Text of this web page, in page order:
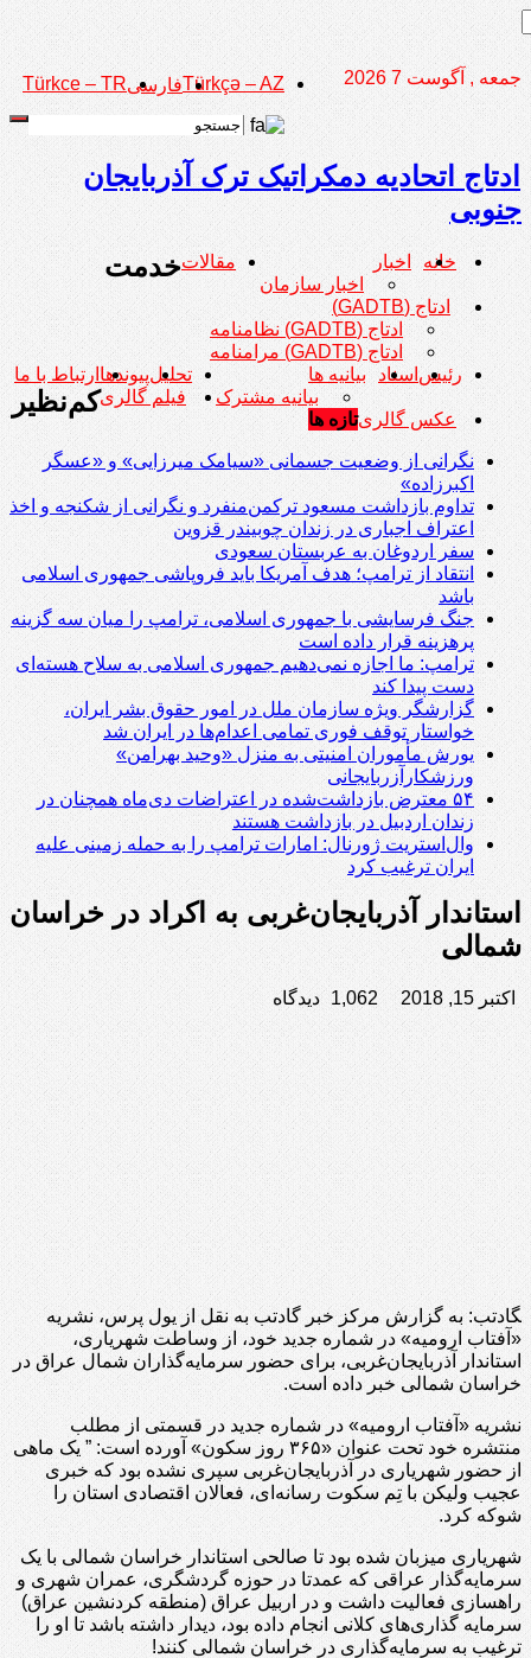
جمعه , آگوست 7 2026 Türkçə – AZفارسیTürkce – TR
ادتاج اتحادیه دمکراتیک ترک آذربایجان
جنوبی
خانه
اخبار
اخبار سازمان
مقالات
ادتاج (GADTB)
ادتاج (GADTB) نظامنامه
ادتاج (GADTB) مرامنامه
رئیس اسناد
بیانیه ها
بیانیه مشترک
تحلیلپیوندها ارتباط با ما
فیلم گالری
عکس گالریتازه ها
نگرانی از وضعیت جسمانی «سیامک میرزایی» و «عسگر
اکبرزاده»
تداوم بازداشت مسعود ترکمن‌منفرد و نگرانی از شکنجه و اخذ
اعتراف اجباری در زندان چوبیندر قزوین
سفر اردوغان به عربستان‌ سعودی
انتقاد از ترامپ؛ هدف آمریکا باید فروپاشی جمهوری اسلامی
باشد
جنگ فرسایشی با جمهوری اسلامی، ترامپ را میان سه گزینه
پرهزینه قرار داده است
ترامپ: ما اجازه نمی‌دهیم جمهوری اسلامی به سلاح هسته‌ای
دست پیدا کند
گزارشگر ویژه سازمان ملل در امور حقوق بشر ایران،
خواستار توقف فوری تمامی اعدام‌ها در ایران شد
یورش مأموران امنیتی به منزل «وحید بهرامن»
ورزشکارآزربایجانی
۵۴ معترض بازداشت‌شده در اعتراضات دی‌ماه همچنان در
زندان اردبیل در بازداشت هستند
وال‌استریت ژورنال: امارات ترامپ را به حمله زمینی علیه
ایران ترغیب کرد
خدمت
کم‌نظیر
استاندار آذربایجان‌غربی به اکراد در خراسان
شمالی
اکتبر 15, 2018 1,062 دیدگاه
‍گادتب: به گزارش مرکز خبر گادتب به نقل از یول پرس، نشریه
«آفتاب ارومیه» در شماره جدید خود، از وساطت شهریاری،
استاندار آذربایجان‌غربی، برای حضور سرمایه‌گذاران شمال عراق در
خراسان شمالی خبر داده است.
نشریه «آفتاب ارومیه» در شماره جدید در قسمتی از مطلب
منتشره خود تحت عنوان «۳۶۵ روز سکون» آورده است: ” یک ماهی
از حضور شهریاری در آذربایجان‌غربی سپری نشده بود که خبری
عجیب ولیکن با تِم سکوت رسانه‌ای، فعالان اقتصادی استان را
شوکه کرد.
شهریاری میزبان شده بود تا صالحی استاندار خراسان شمالی با یک
سرمایه‌گذار عراقی که عمدتا در حوزه گردشگری، عمران شهری و
راهسازی فعالیت داشت و در اربیل عراق (منطقه کردنشین عراق)
سرمایه گذاری‌های کلانی انجام داده بود، دیدار داشته باشد تا او را
ترغیب به سرمایه‌گذاری در خراسان شمالی کنند!